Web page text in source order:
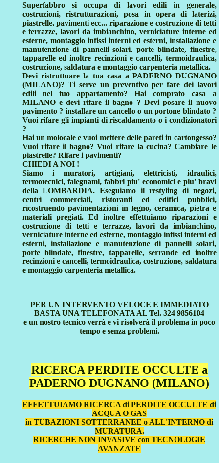
Superfabbro si occupa di lavori edili in generale,
costruzioni, ristrutturazioni, posa in opera di laterizi,
piastrelle, pavimenti ecc... riparazione e costruzione di tetti
e terrazze, lavori da imbianchino, verniciature interne ed
esterne, montaggio infissi interni ed esterni, installazione e
manutenzione di pannelli solari, porte blindate, finestre,
tapparelle ed inoltre recinzioni e cancelli, termoidraulica,
costruzione, saldatura e montaggio carpenteria metallica.
Devi ristruttuare la tua casa a PADERNO DUGNANO
(MILANO)? Ti serve un preventivo per fare dei lavori
edili nel tuo appartamento? Hai comprato casa a
MILANO e devi rifare il bagno ? Devi posare il nuovo
pavimento ? installare un cancello o un portone blindato ?
Vuoi rifare gli impianti di riscaldamento o i condizionatori
?
Hai un molocale e vuoi mettere delle pareti in cartongesso?
Vuoi rifare il bagno? Vuoi rifare la cucina? Cambiare le
piastrelle? Rifare i pavimenti?
CHIEDI A NOI !
Siamo i muratori, artigiani, elettricisti, idraulici,
termotecnici, falegnami, fabbri piu' economici e piu' bravi
della LOMBARDIA. Eseguiamo il restyling di negozi,
centri commerciali, ristoranti ed edifici pubblici,
ricostruendo pavimentazioni in legno, ceramica, pietra e
materiali pregiati. Ed inoltre effettuiamo riparazioni e
costruzione di tetti e terrazze, lavori da imbianchino,
verniciature interne ed esterne, montaggio infissi interni ed
esterni, installazione e manutenzione di pannelli solari,
porte blindate, finestre, tapparelle, serrande ed inoltre
recinzioni e cancelli, termoidraulica, costruzione, saldatura
e montaggio carpenteria metallica.
PER UN INTERVENTO VELOCE E IMMEDIATO
BASTA UNA TELEFONATA AL Tel. 324 9856104
e un nostro tecnico verrà e vi risolverà il problema in poco
tempo e senza problemi.
RICERCA PERDITE OCCULTE a
PADERNO DUGNANO (MILANO)
EFFETTUIAMO RICERCA di PERDITE OCCULTE di
ACQUA O GAS
in TUBAZIONI SOTTERRANEE o ALL'INTERNO di
MURATURA.
RICERCHE NON INVASIVE con TECNOLOGIE
AVANZATE